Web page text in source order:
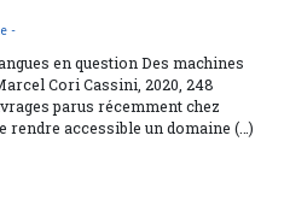
-
en question Des machines
Cori Cassini, 2020, 248
parus récemment chez
rendre accessible un domaine (…)